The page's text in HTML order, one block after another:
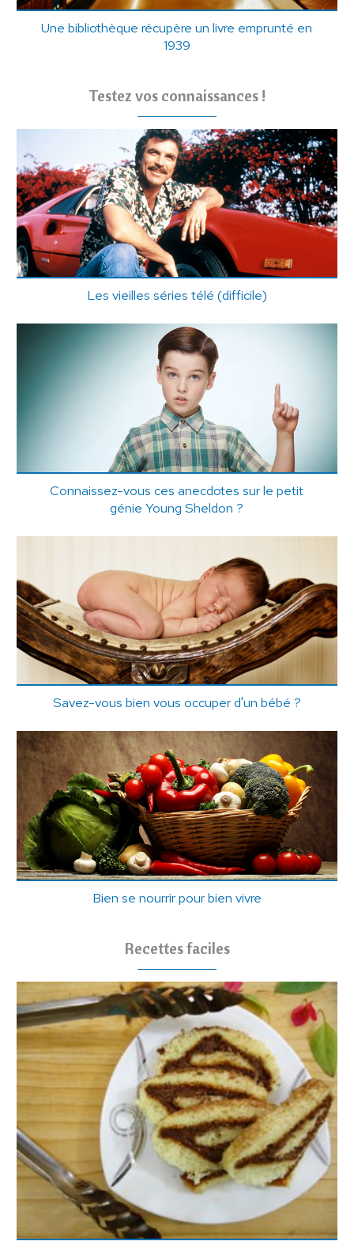
Une bibliothèque récupère un livre emprunté en
1939
Testez vos connaissances !
Les vieilles séries télé (difficile)
Connaissez-vous ces anecdotes sur le petit
génie Young Sheldon ?
Savez-vous bien vous occuper d'un bébé ?
Bien se nourrir pour bien vivre
Recettes faciles